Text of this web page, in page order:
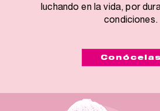
luchando en la vida, por
condiciones.
Conócelas